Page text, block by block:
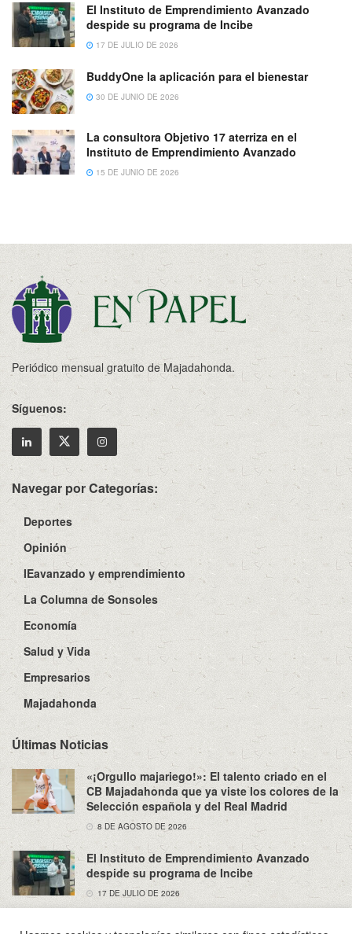
El Instituto de Emprendimiento Avanzado
despide su programa de Incibe
17 DE JULIO DE 2026
BuddyOne la aplicación para el bienestar
30 DE JUNIO DE 2026
La consultora Objetivo 17 aterriza en el
Instituto de Emprendimiento Avanzado
15 DE JUNIO DE 2026
Periódico mensual gratuito de Majadahonda.
Síguenos:
Navegar por Categorías:
Deportes
Opinión
IEavanzado y emprendimiento
La Columna de Sonsoles
Economía
Salud y Vida
Empresarios
Majadahonda
Últimas Noticias
«¡Orgullo majariego!»: El talento criado en el
CB Majadahonda que ya viste los colores de la
Selección española y del Real Madrid
8 DE AGOSTO DE 2026
El Instituto de Emprendimiento Avanzado
despide su programa de Incibe
17 DE JULIO DE 2026